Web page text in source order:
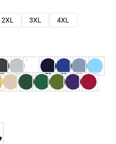
2XL 3XL
4XL